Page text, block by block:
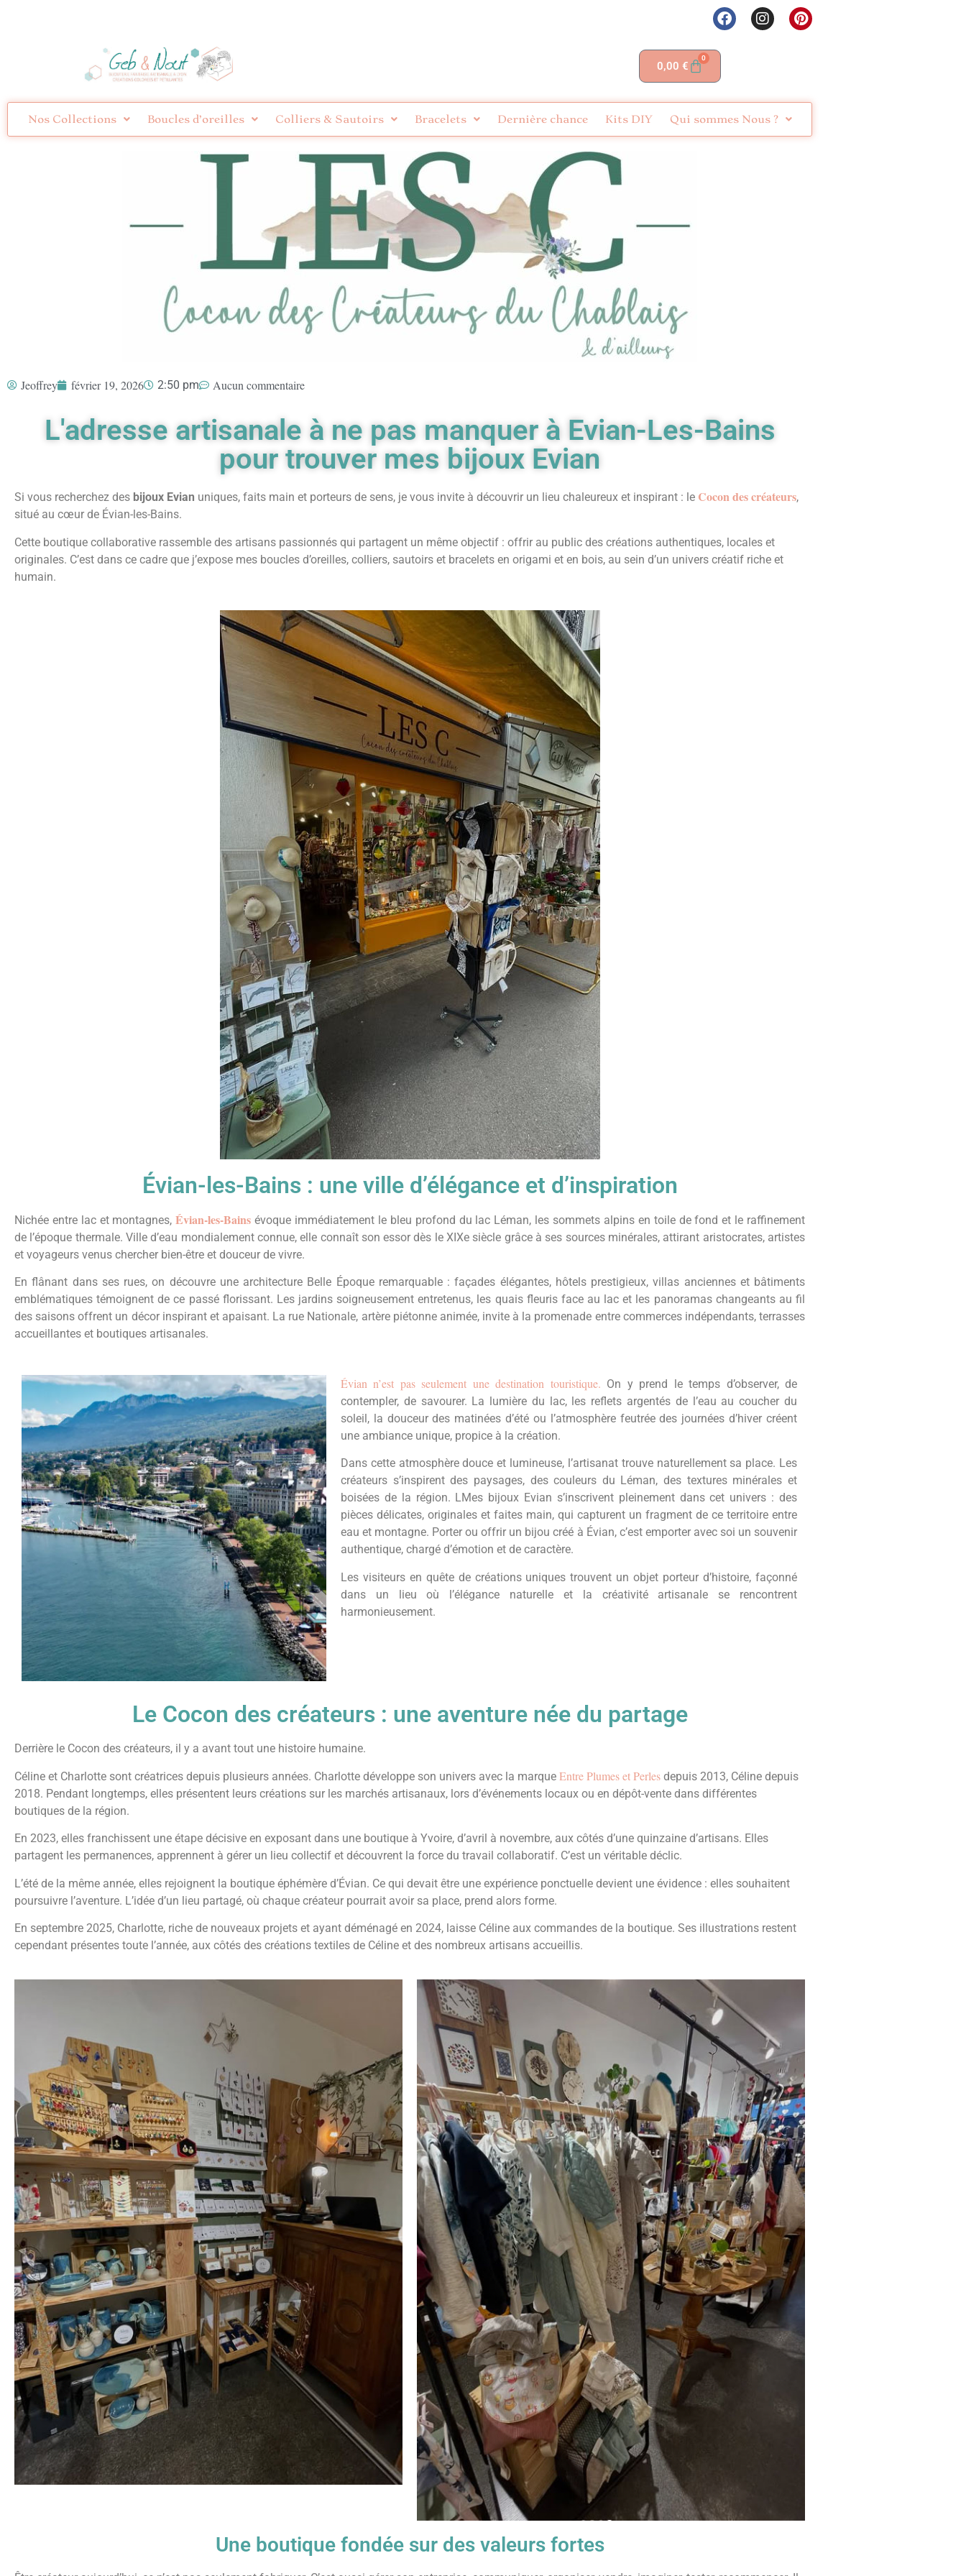
0,00 €
0
Nos Collections Boucles d’oreilles Colliers & Sautoirs Bracelets Dernière chance Kits DIY Qui sommes Nous ?
Jeoffrey février 19, 2026 2:50 pm Aucun commentaire
L'adresse artisanale à ne pas manquer à Evian-Les-Bains
pour trouver mes bijoux Evian
Si vous recherchez des bijoux Evian uniques, faits main et porteurs de sens, je vous invite à découvrir un lieu chaleureux et inspirant : le Cocon des créateurs,
situé au cœur de Évian-les-Bains.
Cette boutique collaborative rassemble des artisans passionnés qui partagent un même objectif : offrir au public des créations authentiques, locales et
originales. C’est dans ce cadre que j’expose mes boucles d’oreilles, colliers, sautoirs et bracelets en origami et en bois, au sein d’un univers créatif riche et
humain.
Évian-les-Bains : une ville d’élégance et d’inspiration
Nichée entre lac et montagnes,Évian-les-Bains évoque immédiatement le bleu profond du lac Léman, les sommets alpins en toile de fond et le raffinement
de l’époque thermale. Ville d’eau mondialement connue, elle connaît son essor dès le XIXe siècle grâce à ses sources minérales, attirant aristocrates, artistes
et voyageurs venus chercher bien-être et douceur de vivre.
En flânant dans ses rues, on découvre une architecture Belle Époque remarquable : façades élégantes, hôtels prestigieux, villas anciennes et bâtiments
emblématiques témoignent de ce passé florissant. Les jardins soigneusement entretenus, les quais fleuris face au lac et les panoramas changeants au fil
des saisons offrent un décor inspirant et apaisant. La rue Nationale, artère piétonne animée, invite à la promenade entre commerces indépendants, terrasses
accueillantes et boutiques artisanales.
Évian n’est pas seulement une destination touristique. On y prend le temps d’observer, de
contempler, de savourer. La lumière du lac, les reflets argentés de l’eau au coucher du
soleil, la douceur des matinées d’été ou l’atmosphère feutrée des journées d’hiver créent
une ambiance unique, propice à la création.
Dans cette atmosphère douce et lumineuse, l’artisanat trouve naturellement sa place. Les
créateurs s’inspirent des paysages, des couleurs du Léman, des textures minérales et
boisées de la région. LMes bijoux Evian s’inscrivent pleinement dans cet univers : des
pièces délicates, originales et faites main, qui capturent un fragment de ce territoire entre
eau et montagne. Porter ou offrir un bijou créé à Évian, c’est emporter avec soi un souvenir
authentique, chargé d’émotion et de caractère.
Les visiteurs en quête de créations uniques trouvent un objet porteur d’histoire, façonné
dans un lieu où l’élégance naturelle et la créativité artisanale se rencontrent
harmonieusement.
Le Cocon des créateurs : une aventure née du partage
Derrière le Cocon des créateurs, il y a avant tout une histoire humaine.
Céline et Charlotte sont créatrices depuis plusieurs années. Charlotte développe son univers avec la marque Entre Plumes et Perles depuis 2013, Céline depuis
2018. Pendant longtemps, elles présentent leurs créations sur les marchés artisanaux, lors d’événements locaux ou en dépôt-vente dans différentes
boutiques de la région.
En 2023, elles franchissent une étape décisive en exposant dans une boutique à Yvoire, d’avril à novembre, aux côtés d’une quinzaine d’artisans. Elles
partagent les permanences, apprennent à gérer un lieu collectif et découvrent la force du travail collaboratif. C’est un véritable déclic.
L’été de la même année, elles rejoignent la boutique éphémère d’Évian. Ce qui devait être une expérience ponctuelle devient une évidence : elles souhaitent
poursuivre l’aventure. L’idée d’un lieu partagé, où chaque créateur pourrait avoir sa place, prend alors forme.
En septembre 2025, Charlotte, riche de nouveaux projets et ayant déménagé en 2024, laisse Céline aux commandes de la boutique. Ses illustrations restent
cependant présentes toute l’année, aux côtés des créations textiles de Céline et des nombreux artisans accueillis.
Une boutique fondée sur des valeurs fortes